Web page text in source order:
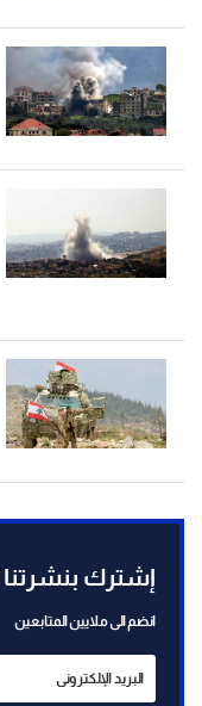
إشترك بنشرتنا
انضم الى ملايين المتابعين